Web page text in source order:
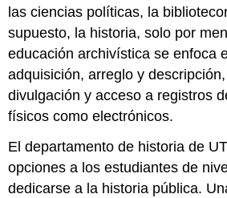
las ciencias políticas, la
supuesto, la historia, solo por
educación archivística se enfoca
adquisición, arreglo y
divulgación y acceso a registros
físicos como electrónicos.
El departamento de historia de
opciones a los estudiantes de
dedicarse a la historia pública.